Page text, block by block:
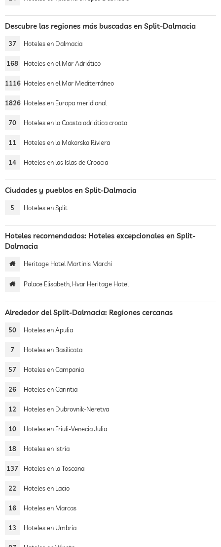
Descubre las regiones más buscadas en Split-Dalmacia
37 Hoteles en Dalmacia
168 Hoteles en el Mar Adriático
1116 Hoteles en el Mar Mediterráneo
1826 Hoteles en Europa meridional
70 Hoteles en la Coasta adriática croata
11 Hoteles en la Makarska Riviera
14 Hoteles en las Islas de Croacia
Ciudades y pueblos en Split-Dalmacia
5 Hoteles en Split
Hoteles recomendados: Hoteles excepcionales en Split-
Dalmacia
Heritage Hotel Martinis Marchi
Palace Elisabeth, Hvar Heritage Hotel
Alrededor del Split-Dalmacia: Regiones cercanas
50 Hoteles en Apulia
7 Hoteles en Basilicata
57 Hoteles en Campania
26 Hoteles en Carintia
12 Hoteles en Dubrovnik-Neretva
10 Hoteles en Friuli-Venecia Julia
18 Hoteles en Istria
137 Hoteles en la Toscana
22 Hoteles en Lacio
16 Hoteles en Marcas
13 Hoteles en Umbria